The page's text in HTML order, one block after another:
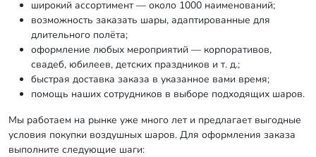
широкий ассортимент — около 1000 наименований;
возможность заказать шары, адаптированные для
длительного полёта;
оформление любых мероприятий — корпоративов,
свадеб, юбилеев, детских праздников и т. д.;
быстрая доставка заказа в указанное вами время;
помощь наших сотрудников в выборе подходящих шаров.
Мы работаем на рынке уже много лет и предлагает выгодные
условия покупки воздушных шаров. Для оформления заказа
выполните следующие шаги: